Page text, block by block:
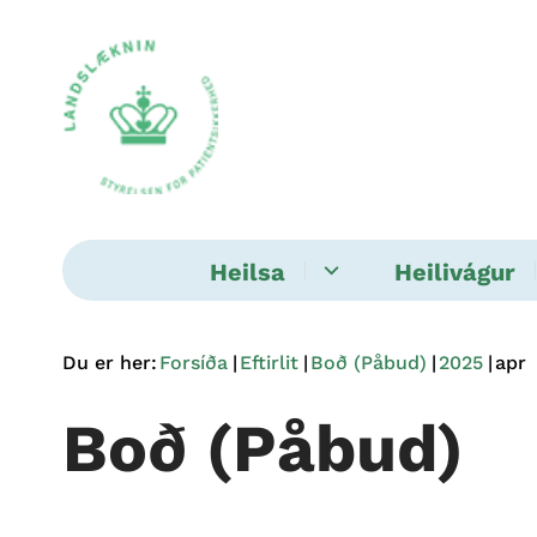
Heilsa Heilivágur
Du er her: Forsíða Eftirlit Boð (Påbud) 2025 apr
Boð (Påbud)